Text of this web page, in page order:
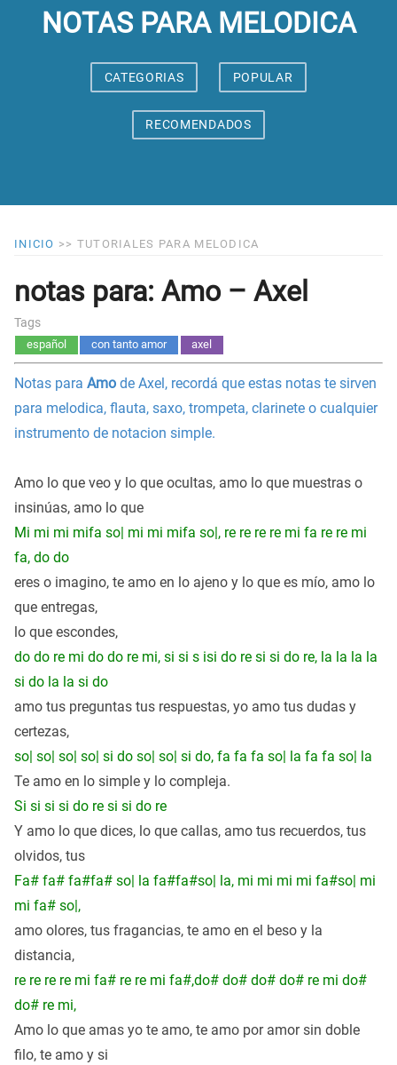
NOTAS PARA MELODICA
CATEGORIAS POPULAR
RECOMENDADOS
INICIO >> TUTORIALES PARA MELODICA
notas para: Amo – Axel
Tags
español con tanto amor axel
Notas para Amo de Axel, recordá que estas notas te sirven
para melodica, flauta, saxo, trompeta, clarinete o cualquier
instrumento de notacion simple.
Amo lo que veo y lo que ocultas, amo lo que muestras o
insinúas, amo lo que
Mi mi mi mifa so| mi mi mifa so|, re re re re mi fa re re mi
fa, do do
eres o imagino, te amo en lo ajeno y lo que es mío, amo lo
que entregas,
lo que escondes,
do do re mi do do re mi, si si s isi do re si si do re, la la la la
si do la la si do
amo tus preguntas tus respuestas, yo amo tus dudas y
certezas,
so| so| so| so| si do so| so| si do, fa fa fa so| la fa fa so| la
Te amo en lo simple y lo compleja.
Si si si si do re si si do re
Y amo lo que dices, lo que callas, amo tus recuerdos, tus
olvidos, tus
Fa# fa# fa#fa# so| la fa#fa#so| la, mi mi mi mi fa#so| mi
mi fa# so|,
amo olores, tus fragancias, te amo en el beso y la
distancia,
re re re re mi fa# re re mi fa#,do# do# do# do# re mi do#
do# re mi,
Amo lo que amas yo te amo, te amo por amor sin doble
filo, te amo y si